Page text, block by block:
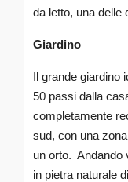
da letto, una delle
Giardino
Il grande giardino
50 passi dalla
completamente
sud, con una
un orto. Andando
in pietra naturale